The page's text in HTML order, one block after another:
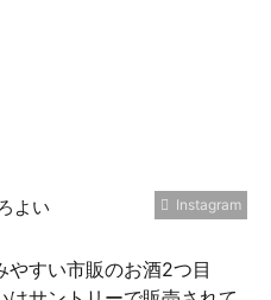
Instagram
やすい市販のお酒2つ目